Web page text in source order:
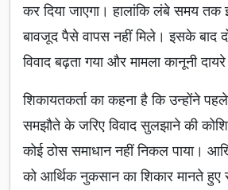
कर दिया जाएगा। हालांकि लंबे समय
बावजूद पैसे वापस नहीं मिले। इसके बाद
विवाद बढ़ता गया और मामला कानूनी
शिकायतकर्ता का कहना है कि उन्होंने
समझौते के जरिए विवाद सुलझाने की
कोई ठोस समाधान नहीं निकल पाया।
को आर्थिक नुकसान का शिकार मानते हुए